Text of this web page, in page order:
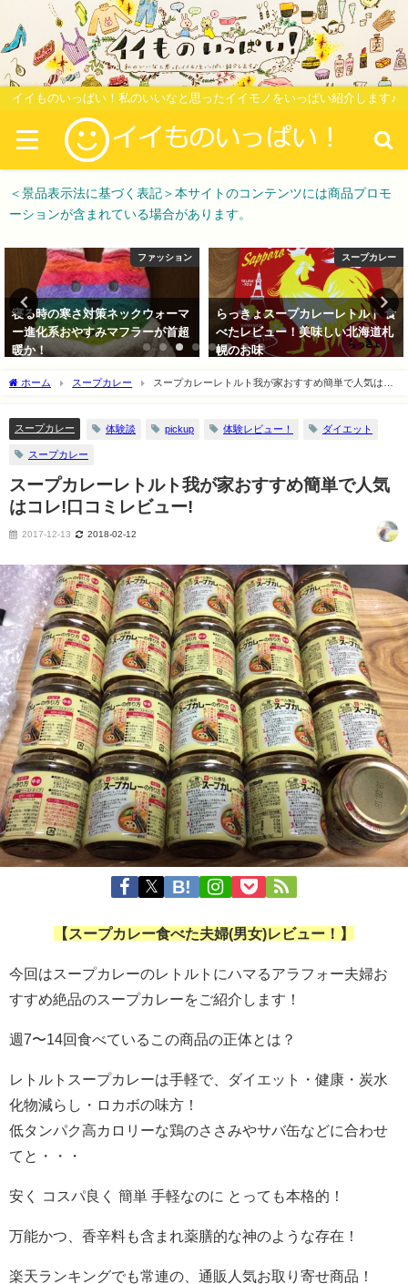
イイものいっぱい！私のいいなと思ったイイモノをいっぱい紹介します♪
＜景品表示法に基づく表記＞本サイトのコンテンツには商品プロモ
ーションが含まれている場合があります。
ファッション
寝る時の寒さ対策ネックウォーマ
ー進化系おやすみマフラーが首超
暖か！
スープカレー
らっきょスープカレーレトルト 食
べたレビュー！美味しい北海道札
幌のお味
ホーム スープカレー
スープカレーレトルト我が家おすすめ簡単で人気はコ
スープカレー 体験談 pickup 体験レビュー！ ダイエット
スープカレー
スープカレーレトルト我が家おすすめ簡単で人気
はコレ!口コミレビュー!
2017-12-13 2018-02-12
【スープカレー食べた夫婦(男女)レビュー！】
今回はスープカレーのレトルトにハマるアラフォー夫婦お
すすめ絶品のスープカレーをご紹介します！
週7〜14回食べているこの商品の正体とは？
レトルトスープカレーは手軽で、ダイエット・健康・炭水
化物減らし・ロカボの味方！
低タンパク高カロリーな鶏のささみやサバ缶などに合わせ
てと・・・
安く コスパ良く 簡単 手軽なのに とっても本格的！
万能かつ、香辛料も含まれ薬膳的な神のような存在！
楽天ランキングでも常連の、通販人気お取り寄せ商品！